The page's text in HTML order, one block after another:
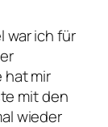
war ich für
hat mir
mit den
wieder